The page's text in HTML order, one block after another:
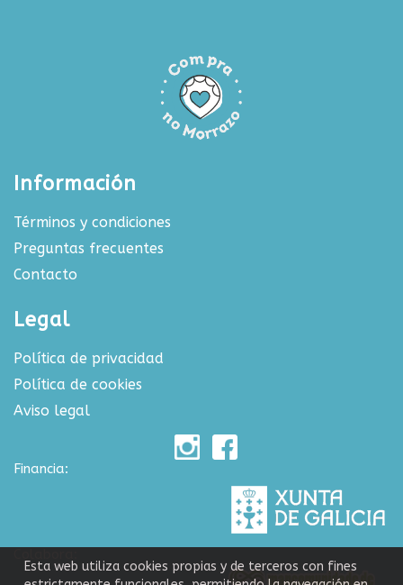
Información
Términos y condiciones
Preguntas frecuentes
Contacto
Legal
Política de privacidad
Política de cookies
Aviso legal
Financia:
Esta web utiliza cookies propias y de terceros con fines